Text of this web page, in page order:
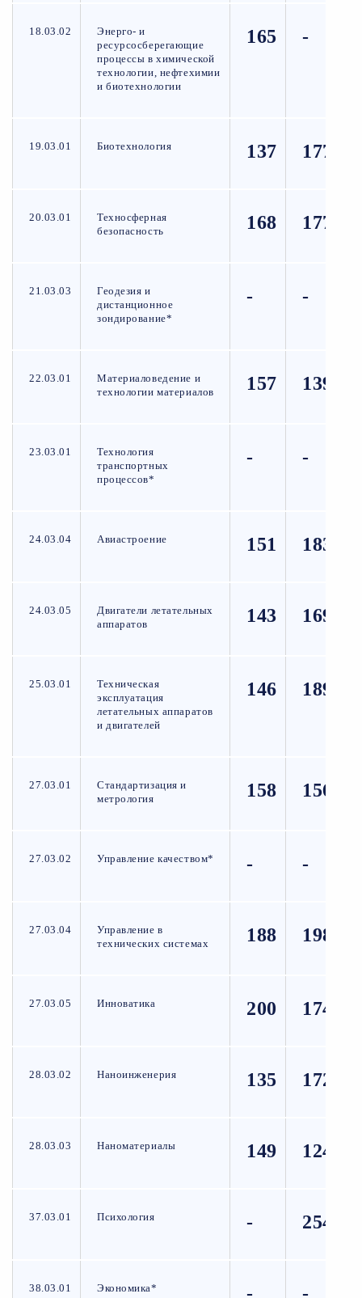
18.03.02
Энерго- и
ресурсосберегающие
процессы в химической
технологии, нефтехимии
и биотехнологии
165 -
19.03.01 Биотехнология 137 177
20.03.01
Техносферная
безопасность
168 177
21.03.03
Геодезия и
дистанционное
зондирование*
- -
22.03.01
Материаловедение и
технологии материалов
157 139
23.03.01
Технология
транспортных
процессов*
- -
24.03.04 Авиастроение 151 183
24.03.05
Двигатели летательных
аппаратов
143 169
25.03.01
Техническая
эксплуатация
летательных аппаратов
и двигателей
146 189
27.03.01
Стандартизация и
метрология
158 156
27.03.02 Управление качеством* - -
27.03.04
Управление в
технических системах
188 198
27.03.05 Инноватика 200 174
28.03.02 Наноинженерия 135 172
28.03.03 Наноматериалы 149 124
37.03.01 Психология - 254
38.03.01 Экономика* - -